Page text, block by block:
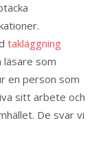
takläggning
läsare som
en person som
sitt arbete och
De svar vi